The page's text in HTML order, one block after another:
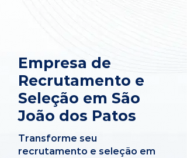
Empresa de
Recrutamento e
Seleção em São
João dos Patos
Transforme seu
recrutamento e seleção em